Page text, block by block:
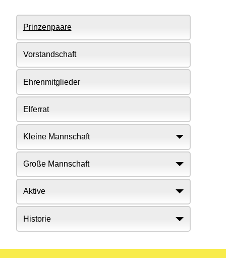
Prinzenpaare
Vorstandschaft
Ehrenmitglieder
Elferrat
Kleine Mannschaft
Große Mannschaft
Aktive
Historie